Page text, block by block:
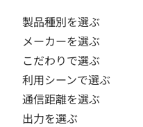
製品種別を選ぶ
メーカーを選ぶ
こだわりで選ぶ
利用シーンで選ぶ
通信距離を選ぶ
出力を選ぶ